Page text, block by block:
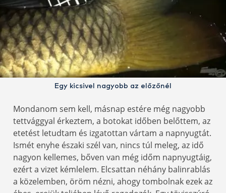
Egy kicsivel nagyobb az előzőnél
Mondanom sem kell, másnap estére még nagyobb
tettvággyal érkeztem, a botokat időben belőttem, az
etetést letudtam és izgatottan vártam a napnyugtát.
Ismét enyhe északi szél van, nincs túl meleg, az idő
nagyon kellemes, bőven van még időm napnyugtáig,
ezért a vizet kémlelem. Elcsattan néhány balinrablás
a közelemben, öröm nézni, ahogy tombolnak ezek az